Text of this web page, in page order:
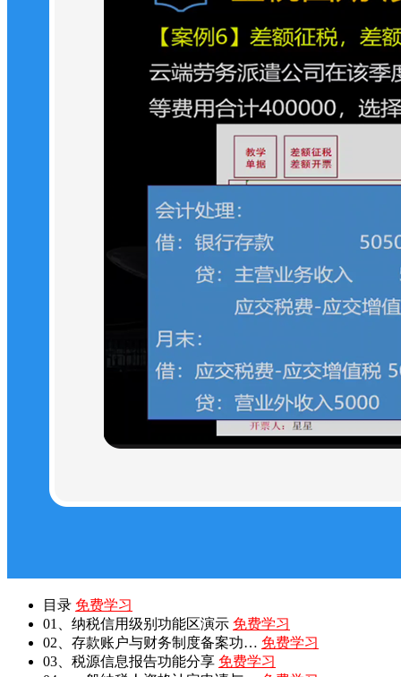
目录 免费学习
01、纳税信用级别功能区演示 免费学习
02、存款账户与财务制度备案功… 免费学习
03、税源信息报告功能分享 免费学习